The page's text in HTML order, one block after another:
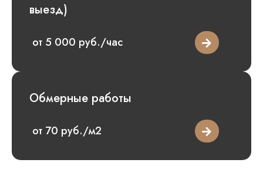
выезд)
от 5 000 руб./час
Обмерные работы
от 70 руб./м2